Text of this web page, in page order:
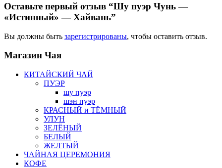
Оставьте первый отзыв “Шу пуэр Чунь —
«Истинный» — Хайвань”
Вы должны быть зарегистрированы, чтобы оставить отзыв.
Магазин Чая
КИТАЙСКИЙ ЧАЙ
ПУЭР
шу пуэр
шэн пуэр
КРАСНЫЙ и ТЁМНЫЙ
УЛУН
ЗЕЛЁНЫЙ
БЕЛЫЙ
ЖЕЛТЫЙ
ЧАЙНАЯ ЦЕРЕМОНИЯ
КОФЕ